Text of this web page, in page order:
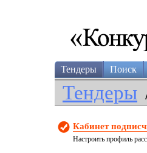
Тендеры Поиск
Тендеры
Кабинет
Настроить профиль